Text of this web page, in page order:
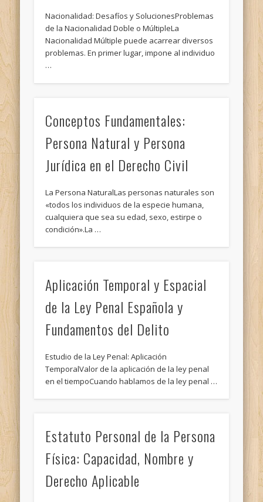
Nacionalidad: Desafíos y SolucionesProblemas
de la Nacionalidad Doble o MúltipleLa
Nacionalidad Múltiple puede acarrear diversos
problemas. En primer lugar, impone al individuo
…
Conceptos Fundamentales:
Persona Natural y Persona
Jurídica en el Derecho Civil
La Persona NaturalLas personas naturales son
«todos los individuos de la especie humana,
cualquiera que sea su edad, sexo, estirpe o
condición».La …
Aplicación Temporal y Espacial
de la Ley Penal Española y
Fundamentos del Delito
Estudio de la Ley Penal: Aplicación
TemporalValor de la aplicación de la ley penal
en el tiempoCuando hablamos de la ley penal …
Estatuto Personal de la Persona
Física: Capacidad, Nombre y
Derecho Aplicable